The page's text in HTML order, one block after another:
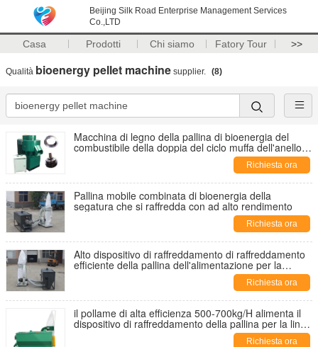
Beijing Silk Road Enterprise Management Services
Co.,LTD
Casa Prodotti Chi siamo Fatory Tour >>
Qualità bioenergy pellet machine supplier. (8)
Macchina di legno della pallina di bioenergia del
combustibile della doppia del ciclo muffa dell'anello
con la pompa di lubrificante automaticaRichiesta ora
Pallina mobile combinata di bioenergia della
segatura che si raffredda con ad alto rendimento
Richiesta ora
Alto dispositivo di raffreddamento di raffreddamento
efficiente della pallina dell'alimentazione per la
Richiesta ora
il pollame di alta efficienza 500-700kg/H alimenta il
dispositivo di raffreddamento della pallina per la linea
Richiesta ora